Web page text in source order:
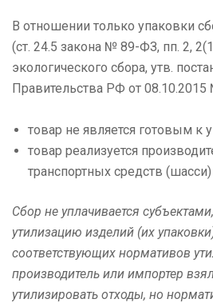
В отношении только упаковки
(ст. 24.5 закона № 89-ФЗ, пп. 2,
экологического сбора, утв.
Правительства РФ от 08.10.2015
товар не является готовым к
товар реализуется
транспортных средств
Сбор не уплачивается
утилизацию изделий (их
соответствующих нормативов
производитель или импортер
утилизировать отходы, но